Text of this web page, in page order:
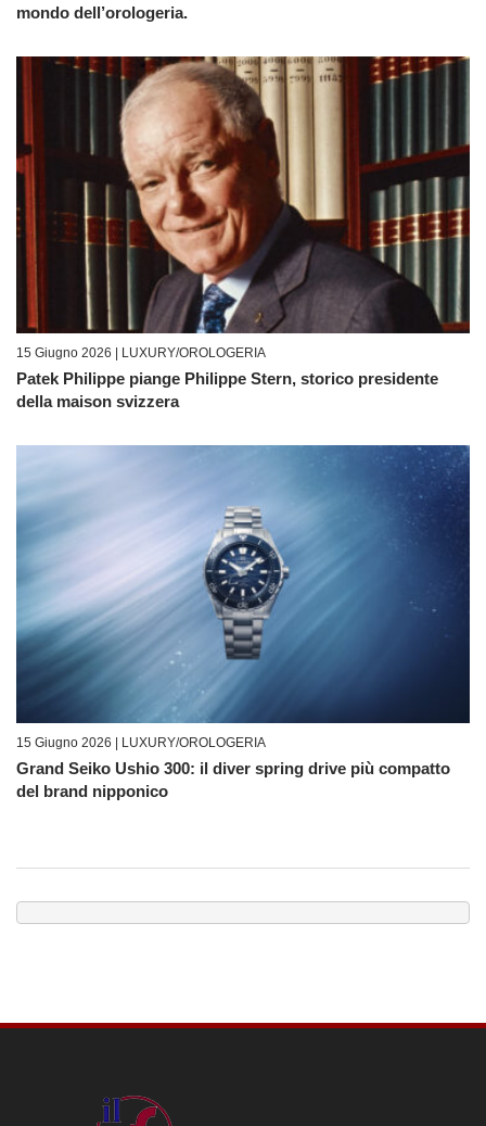
mondo dell’orologeria.
15 Giugno 2026 | LUXURY/OROLOGERIA
Patek Philippe piange Philippe Stern, storico presidente
della maison svizzera
15 Giugno 2026 | LUXURY/OROLOGERIA
Grand Seiko Ushio 300: il diver spring drive più compatto
del brand nipponico